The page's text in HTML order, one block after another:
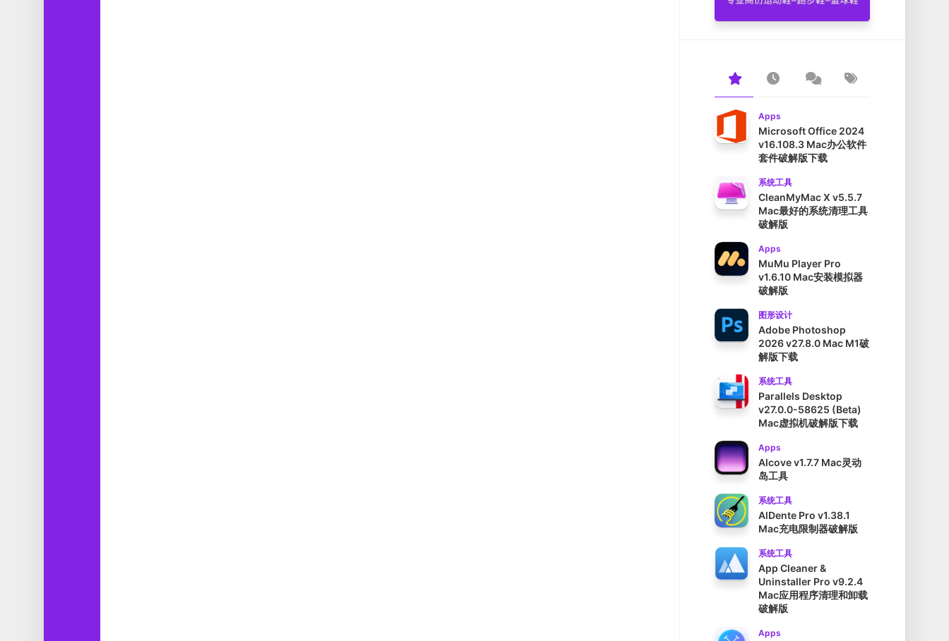
Apps
Microsoft Office 2024
v16.108.3 Mac办公软件
套件破解版下载
系统工具
CleanMyMac X v5.5.7
Mac最好的系统清理工具
破解版
Apps
MuMu Player Pro
v1.6.10 Mac安装模拟器
破解版
图形设计
Adobe Photoshop
2026 v27.8.0 Mac M1破
解版下载
系统工具
Parallels Desktop
v27.0.0-58625 (Beta)
Mac虚拟机破解版下载
Apps
Alcove v1.7.7 Mac灵动
岛工具
系统工具
AlDente Pro v1.38.1
Mac充电限制器破解版
系统工具
App Cleaner &
Uninstaller Pro v9.2.4
Mac应用程序清理和卸载
破解版
Apps